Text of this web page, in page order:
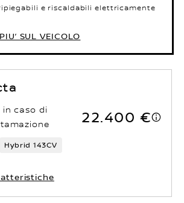
e riscaldabili elettricamente
SUL VEICOLO
in caso di
22.400 €
Hybrid 143CV